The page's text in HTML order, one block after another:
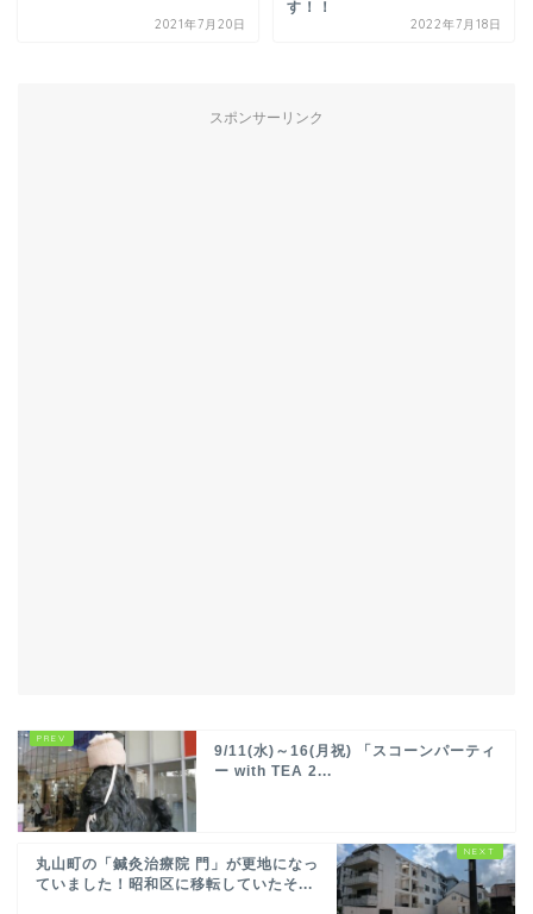
2021年7月20日
す！！
2022年7月18日
スポンサーリンク
9/11(水)～16(月祝) 「スコーンパーティ
ー with TEA 2...
丸山町の「鍼灸治療院 門」が更地になっ
ていました！昭和区に移転していたそ...